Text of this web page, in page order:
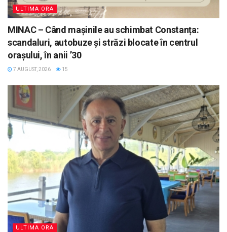
ULTIMA ORA
MINAC – Când mașinile au schimbat Constanța:
scandaluri, autobuze și străzi blocate în centrul
orașului, în anii ’30
7 AUGUST, 2026 15
ULTIMA ORA